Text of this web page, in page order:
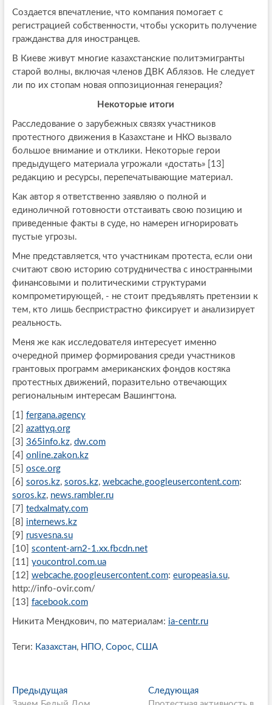
Создается впечатление, что компания помогает с
регистрацией собственности, чтобы ускорить получение
гражданства для иностранцев.
В Киеве живут многие казахстанские политэмигранты
старой волны, включая членов ДВК Аблязов. Не следует
ли по их стопам новая оппозиционная генерация?
Некоторые итоги
Расследование о зарубежных связях участников
протестного движения в Казахстане и НКО вызвало
большое внимание и отклики. Некоторые герои
предыдущего материала угрожали «достать» [13]
редакцию и ресурсы, перепечатывающие материал.
Как автор я ответственно заявляю о полной и
единоличной готовности отстаивать свою позицию и
приведенные факты в суде, но намерен игнорировать
пустые угрозы.
Мне представляется, что участникам протеста, если они
считают свою историю сотрудничества с иностранными
финансовыми и политическими структурами
компрометирующей, - не стоит предъявлять претензии к
тем, кто лишь беспристрастно фиксирует и анализирует
реальность.
Меня же как исследователя интересует именно
очередной пример формирования среди участников
грантовых программ американских фондов костяка
протестных движений, поразительно отвечающих
региональным интересам Вашингтона.
[1] fergana.agency
[2] azattyq.org
[3] 365info.kz, dw.com
[4] online.zakon.kz
[5] osce.org
[6] soros.kz, soros.kz, webcache.googleusercontent.com:
soros.kz, news.rambler.ru
[7] tedxalmaty.com
[8] internews.kz
[9] rusvesna.su
[10] scontent-arn2-1.xx.fbcdn.net
[11] youcontrol.com.ua
[12] webcache.googleusercontent.com: europeasia.su,
http://info-ovir.com/
[13] facebook.com
Никита Мендкович, по материалам: ia-centr.ru
Теги: Казахстан, НПО, Сорос, США
P
ПредыдущаяП
Следующая